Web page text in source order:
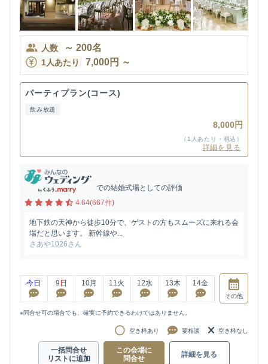
人数 ～ 200名
1人あたり 7,000円 ～
パーティプラン(コース)
飲み放題
8,000円
（1人あたり・税込）
詳細を見る
での結婚式場としての評価
4.64(667件)
地下鉄の天神から徒歩10分で、ゲストの方もスムーズに来れる会
場だと思います。 新幹線や...
さあや1026さん
今日 9 日 10月 11 火 12水 13木 14金
その他
※問合せ可の場合でも、確実に予約できるわけではありません。
空き枠あり 要相談 空き枠なし
一括問合せ
リストに追加
この会場に
問合せ
詳細を見る